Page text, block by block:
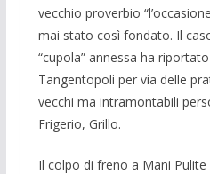
vecchio proverbio
mai stato così fondato. Il
“cupola” annessa ha
Tangen­topoli per via delle
vecchi ma intramontabili
Frigerio, Grillo.
Il colpo di freno a Mani Pulite